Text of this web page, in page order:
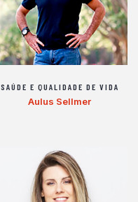
SAÚDE E QUALIDADE DE VIDA
Aulus Sellmer